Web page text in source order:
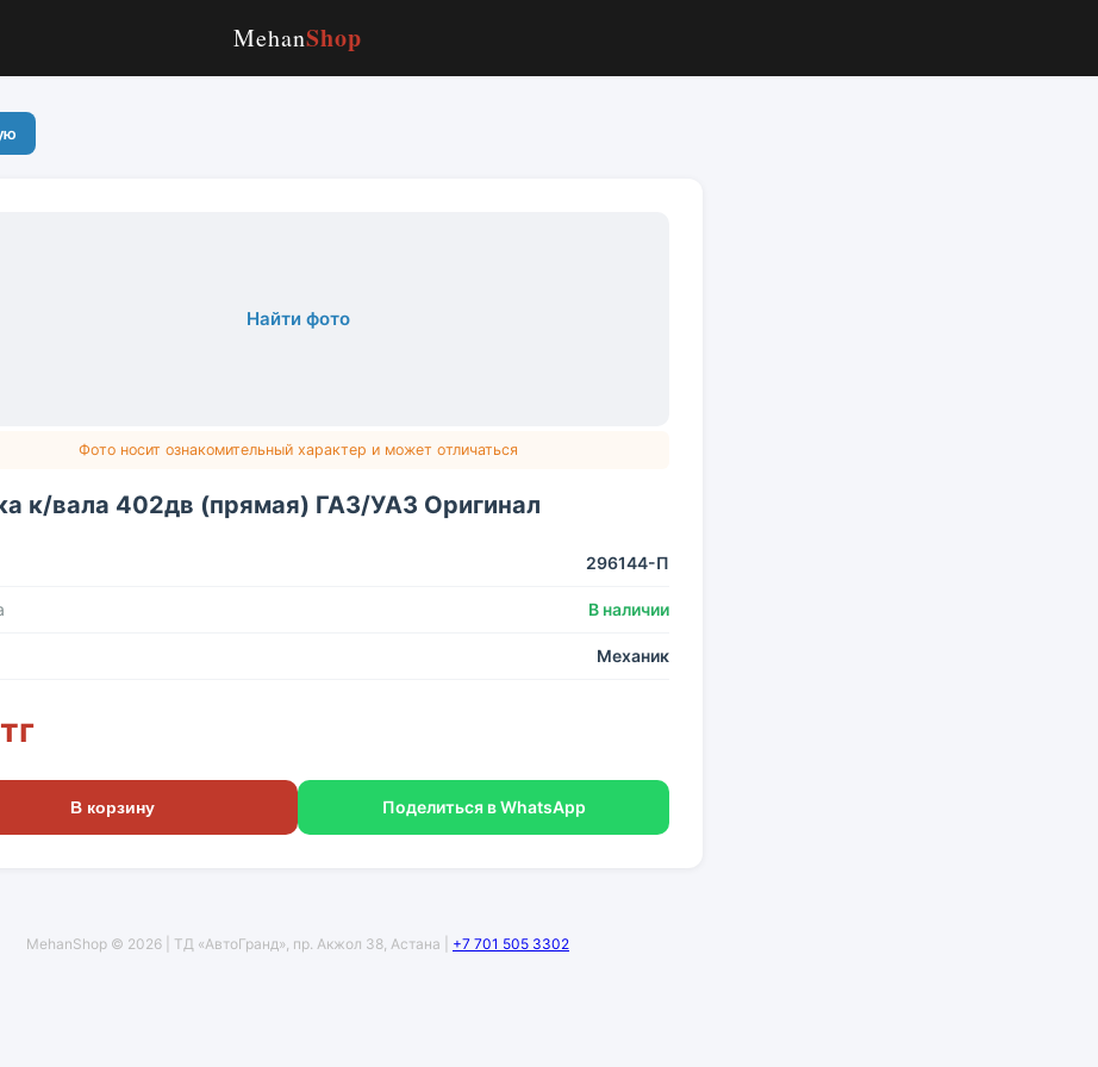
MehanShop
Найти фото
Фото носит ознакомительный характер и может отличаться
к/вала 402дв (прямая) ГАЗ/УАЗ Оригинал
296144-П
В наличии
Механик
В корзину Поделиться в WhatsApp
MehanShop © 2026 | ТД «АвтоГранд», пр. Акжол 38, Астана | +7 701 505 3302